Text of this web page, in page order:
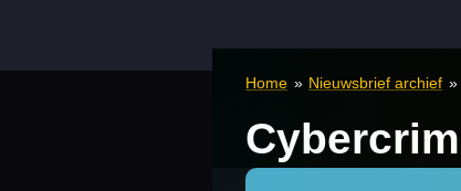
Home » Nieuwsbrief archief »